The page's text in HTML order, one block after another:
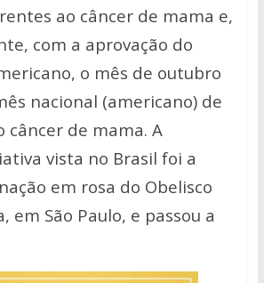
ao câncer de mama e,
com a aprovação do
o mês de outubro
nacional (americano) de
câncer de mama. A
vista no Brasil foi a
em rosa do Obelisco
em São Paulo, e passou a